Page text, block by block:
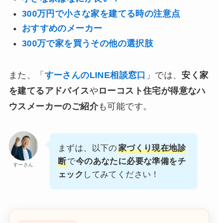
300万円で小さな家を建てる時の注意点
おすすめのメーカー
300万で家を買うその他の選択肢
また、「 すーさんのLINE相談窓口 」では、安く家
を建てるアドバイスや ローコスト住宅が得意なハ
ウスメーカーのご紹介も可能です。
すーさん
まずは、以下の家づくり現在地診
断で今のあなたに必要な準備をチ
ェック してみてください！